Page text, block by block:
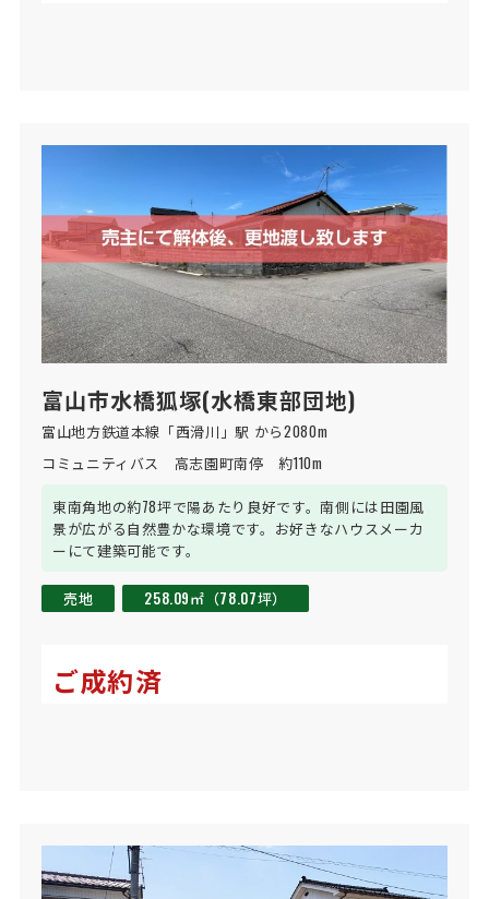
富山市水橋狐塚(水橋東部団地)
富山地方鉄道本線「西滑川」駅 から2080m
コミュニティバス　高志園町南停　約110m
東南角地の約78坪で陽あたり良好です。南側には田園風
景が広がる自然豊かな環境です。お好きなハウスメーカ
ーにて建築可能です。
売地 258.09㎡（78.07坪）
ご成約済